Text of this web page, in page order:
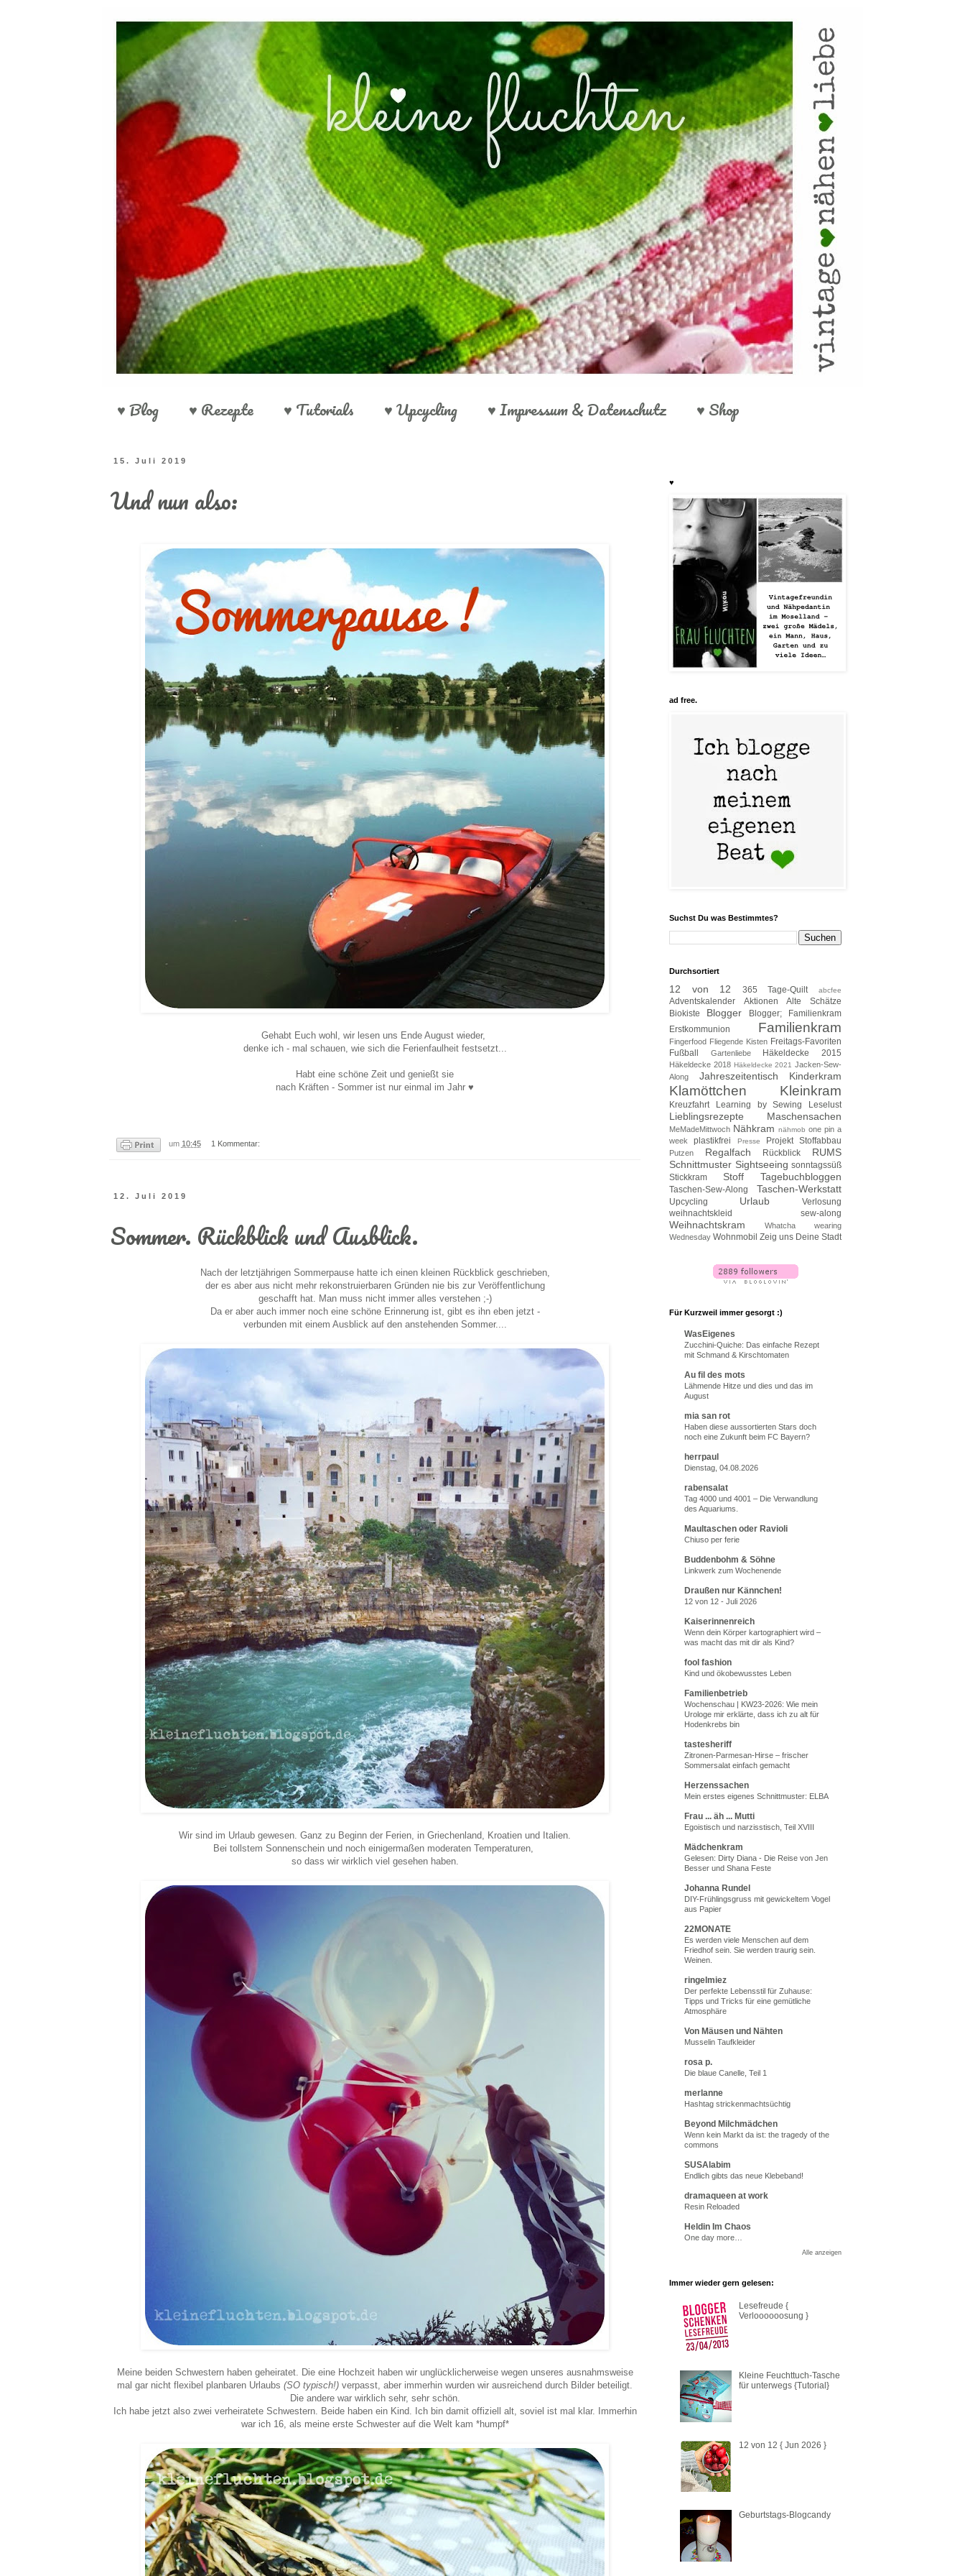
♥ Blog ♥ Rezepte ♥ Tutorials ♥ Upcycling ♥ Impressum & Datenschutz ♥ Shop
15. Juli 2019
Und nun also:
Gehabt Euch wohl, wir lesen uns Ende August wieder,
denke ich - mal schauen, wie sich die Ferienfaulheit festsetzt...
Habt eine schöne Zeit und genießt sie
nach Kräften - Sommer ist nur einmal im Jahr ♥
um 10:45 1 Kommentar:
12. Juli 2019
Sommer. Rückblick und Ausblick.
Nach der letztjährigen Sommerpause hatte ich einen kleinen Rückblick geschrieben,
der es aber aus nicht mehr rekonstruierbaren Gründen nie bis zur Veröffentlichung
geschafft hat. Man muss nicht immer alles verstehen ;-)
Da er aber auch immer noch eine schöne Erinnerung ist, gibt es ihn eben jetzt -
verbunden mit einem Ausblick auf den anstehenden Sommer....
Wir sind im Urlaub gewesen. Ganz zu Beginn der Ferien, in Griechenland, Kroatien und Italien.
Bei tollstem Sonnenschein und noch einigermaßen moderaten Temperaturen,
so dass wir wirklich viel gesehen haben.
Meine beiden Schwestern haben geheiratet. Die eine Hochzeit haben wir unglücklicherweise wegen unseres ausnahmsweise
mal gar nicht flexibel planbaren Urlaubs (SO typisch!) verpasst, aber immerhin wurden wir ausreichend durch Bilder beteiligt.
Die andere war wirklich sehr, sehr schön.
Ich habe jetzt also zwei verheiratete Schwestern. Beide haben ein Kind. Ich bin damit offiziell alt, soviel ist mal klar. Immerhin
war ich 16, als meine erste Schwester auf die Welt kam *humpf*
♥
ad free.
Suchst Du was Bestimmtes?
Durchsortiert
12 von 12 365 Tage-Quilt abcfee
Adventskalender Aktionen
Alte Schätze
Biokiste
Blogger
Blogger; Familienkram
Erstkommunion
Familienkram
Fingerfood Fliegende Kisten Freitags-Favoriten
Fußball
Gartenliebe Häkeldecke 2015
Häkeldecke 2018 Häkeldecke 2021 Jacken-Sew-
Along
Jahreszeitentisch Kinderkram
Klamöttchen Kleinkram
Kreuzfahrt Learning by Sewing Leselust
Lieblingsrezepte Maschensachen
MeMadeMittwoch Nähkram nähmob one pin a
week
plastikfrei Presse Projekt Stoffabbau
Putzen Regalfach Rückblick
RUMS
Schnittmuster Sightseeing sonntagssüß
Stickkram
Stoff Tagebuchbloggen
Taschen-Sew-Along Taschen-Werkstatt
Upcycling Urlaub
Verlosung
weihnachtskleid sew-along
Weihnachtskram
Whatcha wearing
Wednesday Wohnmobil Zeig uns Deine Stadt
Für Kurzweil immer gesorgt :)
WasEigenes
Zucchini-Quiche: Das einfache Rezept
mit Schmand & Kirschtomaten
Au fil des mots
Lähmende Hitze und dies und das im
August
mia san rot
Haben diese aussortierten Stars doch
noch eine Zukunft beim FC Bayern?
herrpaul
Dienstag, 04.08.2026
rabensalat
Tag 4000 und 4001 – Die Verwandlung
des Aquariums.
Maultaschen oder Ravioli
Chiuso per ferie
Buddenbohm & Söhne
Linkwerk zum Wochenende
Draußen nur Kännchen!
12 von 12 - Juli 2026
Kaiserinnenreich
Wenn dein Körper kartographiert wird –
was macht das mit dir als Kind?
fool fashion
Kind und ökobewusstes Leben
Familienbetrieb
Wochenschau | KW23-2026: Wie mein
Urologe mir erklärte, dass ich zu alt für
Hodenkrebs bin
tastesheriff
Zitronen-Parmesan-Hirse – frischer
Sommersalat einfach gemacht
Herzenssachen
Mein erstes eigenes Schnittmuster: ELBA
Frau ... äh ... Mutti
Egoistisch und narzisstisch, Teil XVIII
Mädchenkram
Gelesen: Dirty Diana - Die Reise von Jen
Besser und Shana Feste
Johanna Rundel
DIY-Frühlingsgruss mit gewickeltem Vogel
aus Papier
22MONATE
Es werden viele Menschen auf dem
Friedhof sein. Sie werden traurig sein.
Weinen.
ringelmiez
Der perfekte Lebensstil für Zuhause:
Tipps und Tricks für eine gemütliche
Atmosphäre
Von Mäusen und Nähten
Musselin Taufkleider
rosa p.
Die blaue Canelle, Teil 1
merlanne
Hashtag strickenmachtsüchtig
Beyond Milchmädchen
Wenn kein Markt da ist: the tragedy of the
commons
SUSAlabim
Endlich gibts das neue Klebeband!
dramaqueen at work
Resin Reloaded
Heldin Im Chaos
One day more…
Alle anzeigen
Immer wieder gern gelesen:
Lesefreude {
Verloooooosung }
Kleine Feuchttuch-Tasche
für unterwegs {Tutorial}
12 von 12 { Jun 2026 }
Geburtstags-Blogcandy